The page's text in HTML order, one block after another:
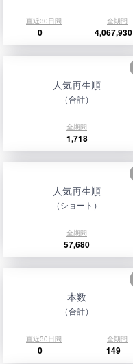
直近30日間 全期間
0 4,067,930
人気再生順
（合計）
全期間
1,718
人気再生順
（ショート）
全期間
57,680
本数
（合計）
直近30日間 全期間
0 149